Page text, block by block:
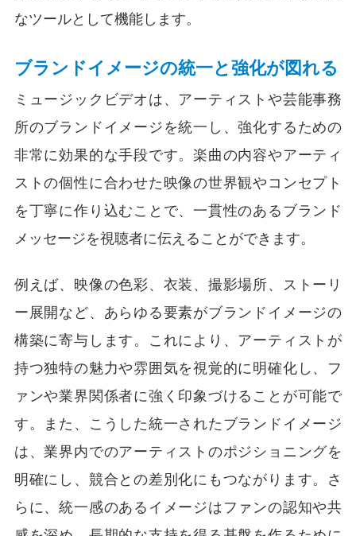
なツールとして機能します。
ブランドイメージの統一と強化が図れる
ミュージックビデオは、アーティストや芸能事務
所のブランドイメージを統一し、強化するための
非常に効果的な手段です。楽曲の内容やアーティ
ストの個性に合わせた映像の世界観やコンセプト
を丁寧に作り込むことで、一貫性のあるブランド
メッセージを視聴者に伝えることができます。
例えば、映像の色彩、衣装、撮影場所、ストーリ
ー展開など、あらゆる要素がブランドイメージの
構築に寄与します。これにより、アーティストが
持つ独特の魅力や雰囲気を視覚的に明確化し、フ
ァンや業界関係者に強く印象づけることが可能で
す。また、こうした統一されたブランドイメージ
は、業界内でのアーティストのポジショニングを
明確にし、競合との差別化にもつながります。さ
らに、統一感のあるイメージはファンの認知や共